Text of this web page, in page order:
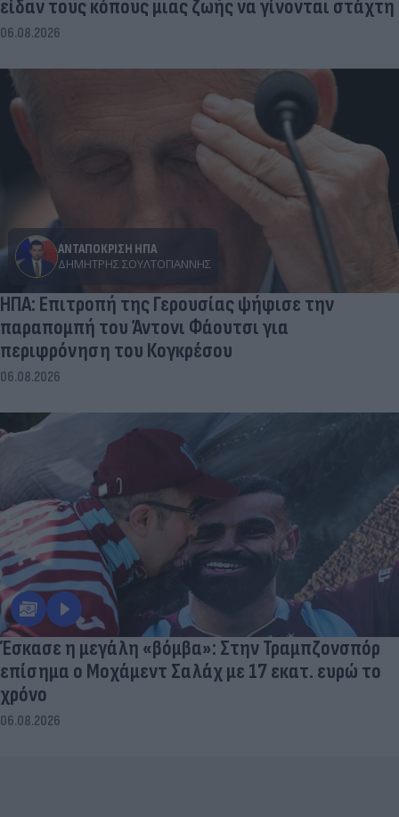
είδαν τους κόπους μιας ζωής να γίνονται στάχτη
06.08.2026
ΑΝΤΑΠΟΚΡΙΣΗ ΗΠΑ
ΔΗΜΉΤΡΗΣ ΣΟΥΛΤΟΓΙΆΝΝΗΣ
ΗΠΑ: Επιτροπή της Γερουσίας ψήφισε την
παραπομπή του Άντονι Φάουτσι για
περιφρόνηση του Κογκρέσου
06.08.2026
Έσκασε η μεγάλη «βόμβα»: Στην Τραμπζονσπόρ
επίσημα ο Μοχάμεντ Σαλάχ με 17 εκατ. ευρώ το
χρόνο
06.08.2026